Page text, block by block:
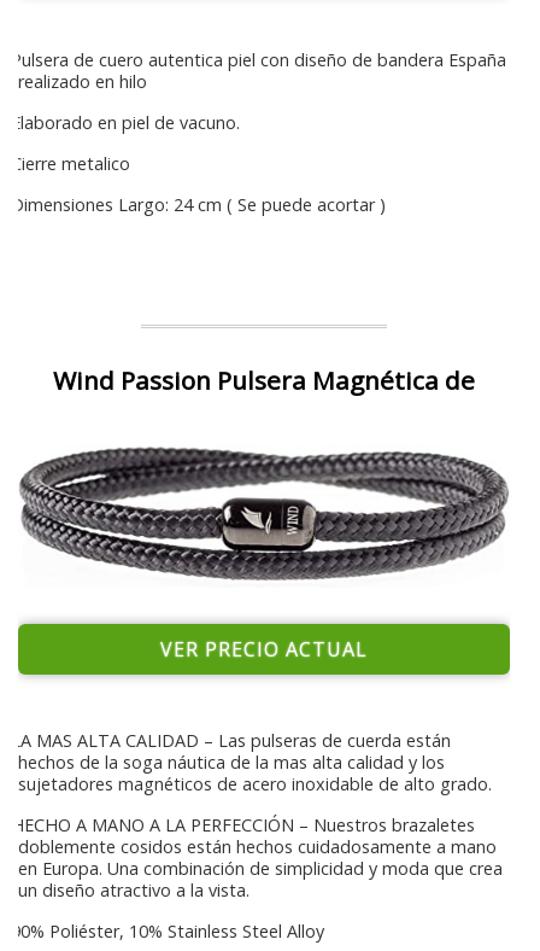
Pulsera de cuero autentica piel con diseño de bandera España
realizado en hilo
Elaborado en piel de vacuno.
Cierre metalico
Dimensiones Largo: 24 cm ( Se puede acortar )
Wind Passion Pulsera Magnética de
VER PRECIO ACTUAL
LA MAS ALTA CALIDAD – Las pulseras de cuerda están
hechos de la soga náutica de la mas alta calidad y los
sujetadores magnéticos de acero inoxidable de alto grado.
HECHO A MANO A LA PERFECCIÓN – Nuestros brazaletes
doblemente cosidos están hechos cuidadosamente a mano
en Europa. Una combinación de simplicidad y moda que crea
un diseño atractivo a la vista.
90% Poliéster, 10% Stainless Steel Alloy